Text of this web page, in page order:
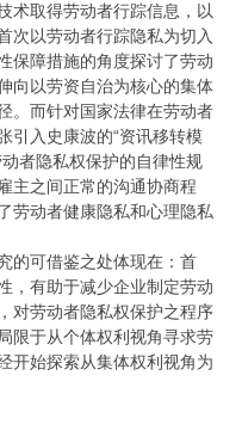
术取得劳动者行踪信息，以
次以劳动者行踪隐私为切入
保障措施的角度探讨了劳动
向以劳资自治为核心的集体
。而针对国家法律在劳动者
引入史康波的“资讯移转模
者隐私权保护的自律性规
主之间正常的沟通协商程
劳动者健康隐私和心理隐私
的可借鉴之处体现在：首
，有助于减少企业制定劳动
对劳动者隐私权保护之程序
限于从个体权利视角寻求劳
开始探索从集体权利视角为